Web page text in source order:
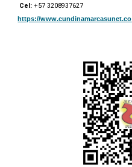
Cel: +57 3208937627
https://www.cundinamarcasunet.co